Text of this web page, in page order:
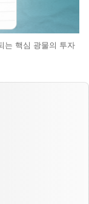
는 핵심 광물의 투자